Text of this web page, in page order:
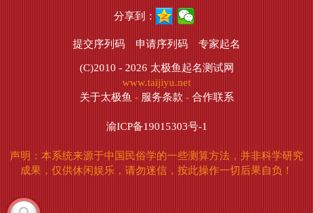
分享到：
提交序列码 申请序列码 专家起名
(C)2010 - 2026 太极鱼起名测试网
www.taijiyu.net
关于太极鱼 - 服务条款 - 合作联系
渝ICP备19015303号-1
声明：本系统来源于中国民俗学的一些测算方法，并非科学研究
成果，仅供休闲娱乐，请勿迷信，按此操作一切后果自负！